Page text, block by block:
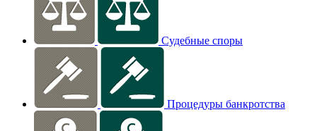
Судебные споры
Процедуры банкротства